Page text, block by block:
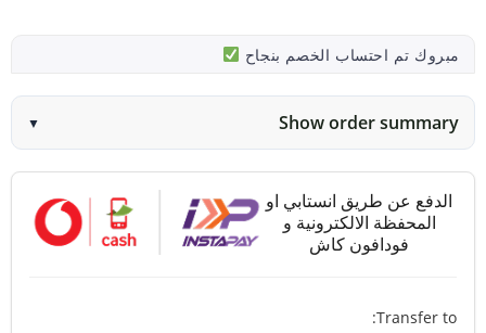
مبروك تم احتساب الخصم بنجاح
Show order summary
▼
الدفع عن طريق انستابي او
المحفظة الالكترونية و
فودافون كاش
Transfer to: